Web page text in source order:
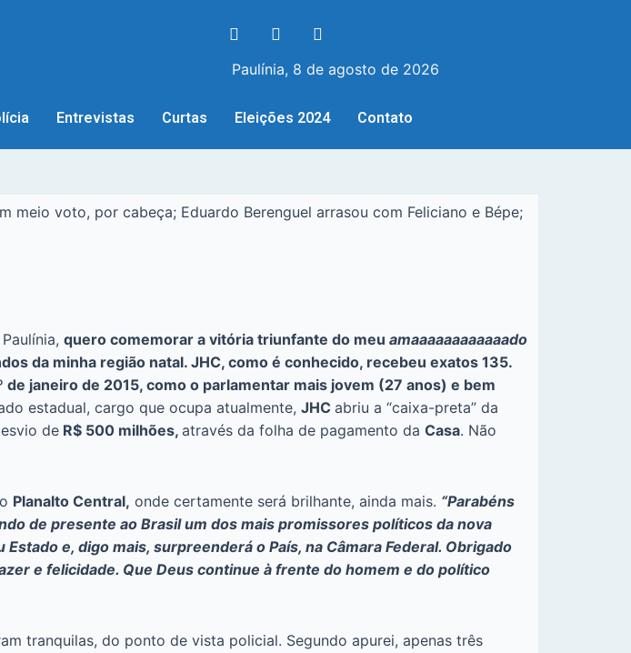
Paulínia, 8 de agosto de 2026
Entrevistas Curtas Eleições 2024 Contato
meio voto, por cabeça; Eduardo Berenguel arrasou com Feliciano e Bépe;
quero comemorar a vitória triunfante do meu amaaaaaaaaaaaado
da minha região natal. JHC, como é conhecido, recebeu exatos 135.
janeiro de 2015, como o parlamentar mais jovem (27 anos) e bem
estadual, cargo que ocupa atualmente, JHC abriu a “caixa-preta” da
de R$ 500 milhões, através da folha de pagamento da Casa. Não
Planalto Central, onde certamente será brilhante, ainda mais. “Parabéns
de presente ao Brasil um dos mais promissores políticos da nova
e, digo mais, surpreenderá o País, na Câmara Federal. Obrigado
e felicidade. Que Deus continue à frente do homem e do político
tranquilas, do ponto de vista policial. Segundo apurei, apenas três